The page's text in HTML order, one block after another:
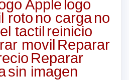
Apple logo
rotono cargano
tactil reinicio
movil Reparar
Reparar
sin imagen